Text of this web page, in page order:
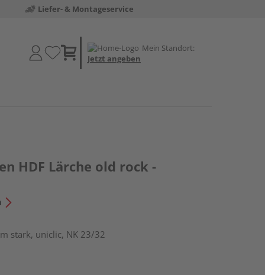
Liefer- & Montageservice
Mein Standort:
Jetzt angeben
HDF Lärche old rock -
stark, uniclic, NK 23/32